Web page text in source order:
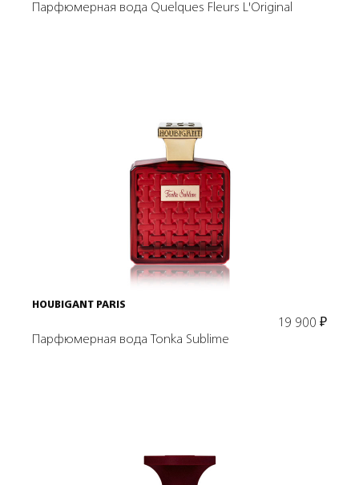
Парфюмерная вода Quelques Fleurs L'Original
Подробнее
В корзину
HOUBIGANT PARIS
19 900 ₽
Парфюмерная вода Tonka Sublime